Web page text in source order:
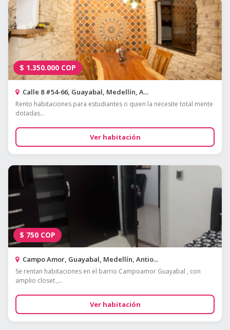
$ 1.350.000 COP
Calle 8 #54-66, Guayabal, Medellín, A...
Rento habitaciones para estudiantes o quien la necesite total mente
dotadas...
Ver habitación
$ 750 COP
Campo Amor, Guayabal, Medellín, Antio...
Se rentan habitaciones en el barrio Campoamor Guayabal , con
amplio closet ,...
Ver habitación